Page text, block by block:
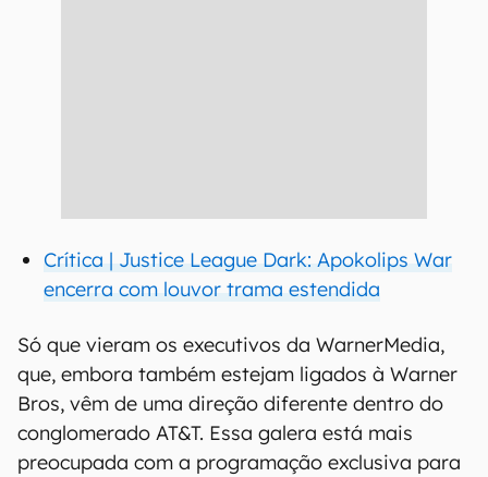
Crítica | Justice League Dark: Apokolips War
encerra com louvor trama estendida
Só que vieram os executivos da WarnerMedia,
que, embora também estejam ligados à Warner
Bros, vêm de uma direção diferente dentro do
conglomerado AT&T. Essa galera está mais
preocupada com a programação exclusiva para